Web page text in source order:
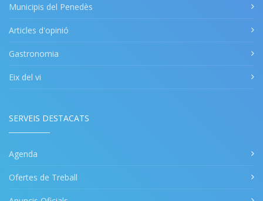
Municipis del Penedès
Articles d'opinió
Gastronomia
Eix del vi
SERVEIS DESTACATS
Agenda
Ofertes de Treball